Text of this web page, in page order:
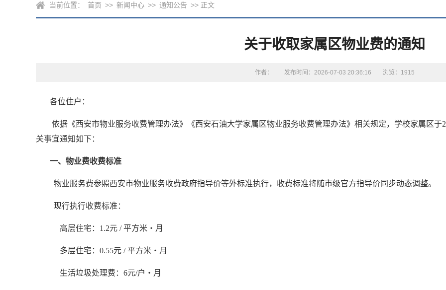
当前位置： 首页 >> 新闻中心 >> 通知公告 >> 正文
关于收取家属区物业费的通知
作者： 发布时间：2026-07-03 20:36:16 浏览： 1915
各位住户：
依据《西安市物业服务收费管理办法》《西安石油大学家属区物业服务收费管理办法》相关规定，学校家属区于
关事宜通知如下：
一、物业费收费标准
物业服务费参照西安市物业服务收费政府指导价等外标准执行，收费标准将随市级官方指导价同步动态调整。
现行执行收费标准：
高层住宅：1.2元 / 平方米・月
多层住宅：0.55元 / 平方米・月
生活垃圾处理费：6元/户・月